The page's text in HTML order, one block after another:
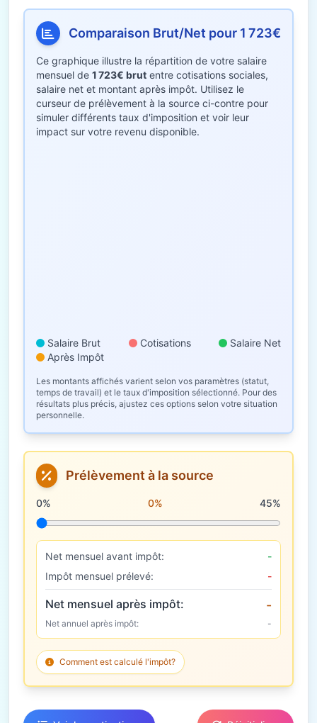
Comparaison Brut/Net pour 1 723€
Ce graphique illustre la répartition de votre salaire
mensuel de 1 723€ brut entre cotisations sociales,
salaire net et montant après impôt. Utilisez le
curseur de prélèvement à la source ci-contre pour
simuler différents taux d'imposition et voir leur
impact sur votre revenu disponible.
Salaire Brut Cotisations
Salaire Net
Après Impôt
Les montants affichés varient selon vos paramètres (statut,
temps de travail) et le taux d'imposition sélectionné. Pour des
résultats plus précis, ajustez ces options selon votre situation
personnelle.
Prélèvement à la source
Taux de prélèvement à la source
0% 0% 45%
Net mensuel avant impôt:
-
Impôt mensuel prélevé:
-
Net mensuel après impôt: -
Net annuel après impôt: -
Comment est calculé l'impôt?